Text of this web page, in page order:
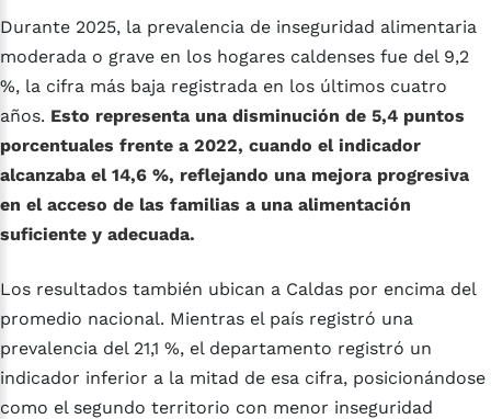
Durante 2025, la prevalencia de inseguridad alimentaria
moderada o grave en los hogares caldenses fue del 9,2
%, la cifra más baja registrada en los últimos cuatro
años. Esto representa una disminución de 5,4 puntos
porcentuales frente a 2022, cuando el indicador
alcanzaba el 14,6 %, reflejando una mejora progresiva
en el acceso de las familias a una alimentación
suficiente y adecuada.
Los resultados también ubican a Caldas por encima del
promedio nacional. Mientras el país registró una
prevalencia del 21,1 %, el departamento registró un
indicador inferior a la mitad de esa cifra, posicionándose
como el segundo territorio con menor inseguridad